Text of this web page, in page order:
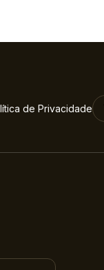
de Privacidade